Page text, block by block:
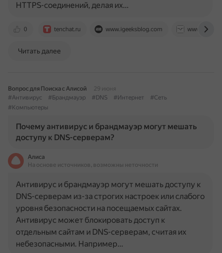
0 tenchat.ru www.igeeksblog.com
HTTPS-соединений, делая их…
Читать далее
Вопрос для Поиска с Алисой
29 июня
#Антивирус
#Брандмауэр #DNS #Интернет
#Сеть
#Компьютеры
Почему антивирус и брандмауэр могут мешать
доступу к DNS-серверам?
Алиса
На основе источников, возможны неточности
Антивирус и брандмауэр могут мешать доступу к
DNS-серверам из-за строгих настроек или слабого
уровня безопасности на посещаемых сайтах.
Антивирус может блокировать доступ к
отдельным сайтам и DNS-серверам, считая их
небезопасными. Например…